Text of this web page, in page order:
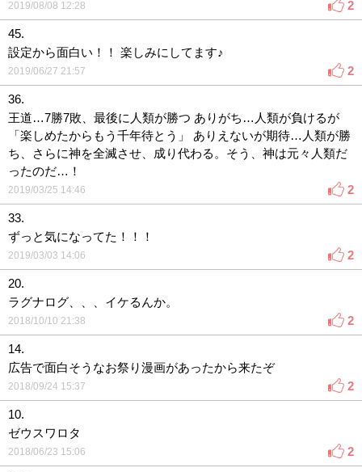
2019/08/08 12:28 2
45.
設定から面白い！！ 楽しみにしてます♪
2019/06/27 21:57 2
36.
王道…7勝7敗、最後に人類が勝つ ありがち…人類が負けるが
「楽しめたからもう千年待とう」 ありえないが期待…人類が勝
ち、さらに神を全滅させ、成り代わる。そう、神は元々人類だ
ったのだ…！
2019/03/25 14:46 2
33.
ずっと気になってた！！！
2019/03/03 14:06 2
20.
ラグナログ、、、イケるんか。
2018/10/10 21:38 2
14.
広告で面白そうなお祭り漫画があったから来たぞ
2018/09/24 15:37 2
10.
ゼウスワロタ
2018/06/23 15:06 2